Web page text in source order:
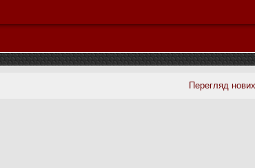
Перегляд нових